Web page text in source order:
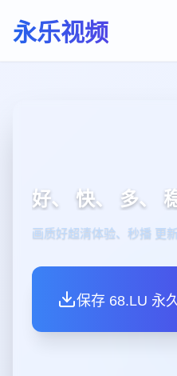
永乐视频
好、 快、 多、 稳
画质好超清体验、秒播 更
保存 68.LU